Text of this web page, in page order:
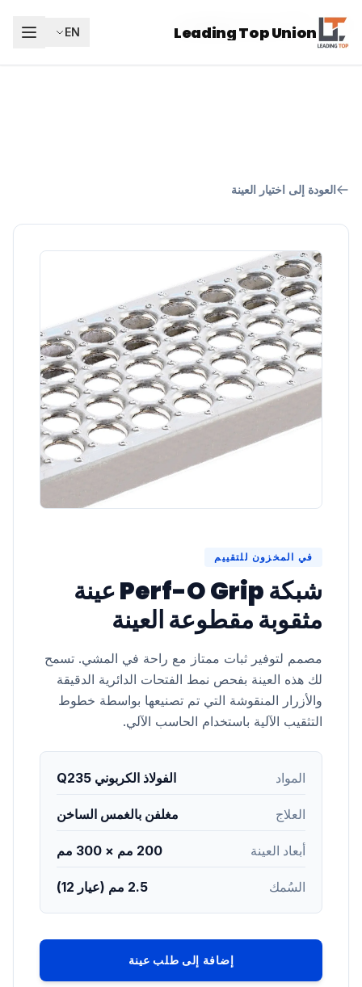
Leading Top Union AR
Leading Top Union
EN
العودة إلى اختيار العينة
في المخزون للتقييم
شبكة Perf-O Grip عينة
مثقوبة مقطوعة العينة
مصمم لتوفير ثبات ممتاز مع راحة في المشي. تسمح
لك هذه العينة بفحص نمط الفتحات الدائرية الدقيقة
والأزرار المنقوشة التي تم تصنيعها بواسطة خطوط
التثقيب الآلية باستخدام الحاسب الآلي.
المواد الفولاذ الكربوني Q235
العلاج مغلفن بالغمس الساخن
أبعاد العينة 200 مم × 300 مم
السُمك 2.5 مم (عيار 12)
إضافة إلى طلب عينة